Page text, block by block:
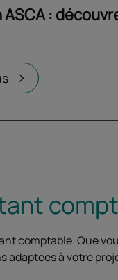
:
onglet
comptable. Que
à votre